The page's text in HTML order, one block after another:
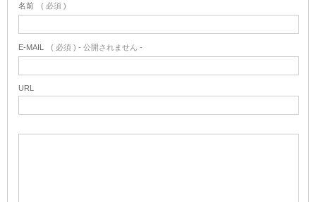
名前 ( 必須 )
E-MAIL ( 必須 ) - 公開されません -
URL